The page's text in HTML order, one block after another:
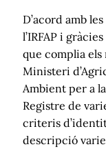
D’acord amb
l’IRFAP i
que complia
Ministeri
Ambient per a
Registre de
criteris
descripció